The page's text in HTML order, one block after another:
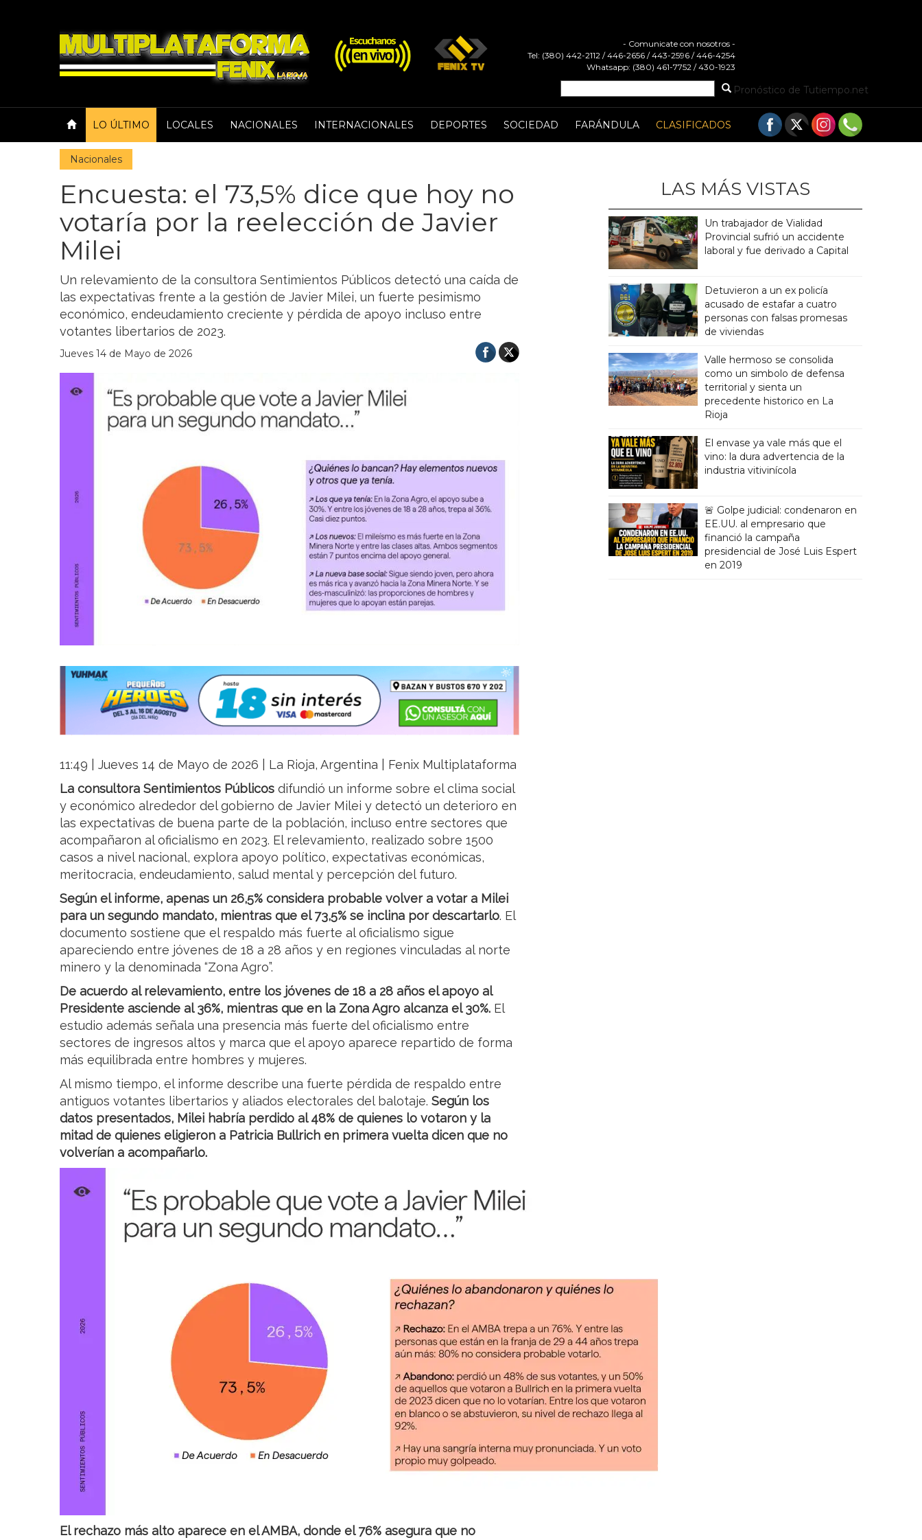
- Comunicate con nosotros -
Tel: (380) 442-2112 / 446-2656 / 443-2596 / 446-4254
Whatsapp: (380) 461-7752 / 430-1923
Pronóstico de Tutiempo.net
LO ÚLTIMO LOCALES NACIONALES INTERNACIONALES DEPORTES SOCIEDAD FARÁNDULA CLASIFICADOS
Nacionales
Encuesta: el 73,5% dice que hoy no
votaría por la reelección de Javier
Milei
Un relevamiento de la consultora Sentimientos Públicos detectó una caída de
las expectativas frente a la gestión de Javier Milei, un fuerte pesimismo
económico, endeudamiento creciente y pérdida de apoyo incluso entre
votantes libertarios de 2023.
Jueves 14 de Mayo de 2026
11:49 | Jueves 14 de Mayo de 2026 | La Rioja, Argentina | Fenix Multiplataforma
La consultora Sentimientos Públicos difundió un informe sobre el clima social
y económico alrededor del gobierno de Javier Milei y detectó un deterioro en
las expectativas de buena parte de la población, incluso entre sectores que
acompañaron al oficialismo en 2023. El relevamiento, realizado sobre 1500
casos a nivel nacional, explora apoyo político, expectativas económicas,
meritocracia, endeudamiento, salud mental y percepción del futuro.
Según el informe, apenas un 26,5% considera probable volver a votar a Milei
para un segundo mandato, mientras que el 73,5% se inclina por descartarlo. El
documento sostiene que el respaldo más fuerte al oficialismo sigue
apareciendo entre jóvenes de 18 a 28 años y en regiones vinculadas al norte
minero y la denominada “Zona Agro”.
De acuerdo al relevamiento, entre los jóvenes de 18 a 28 años el apoyo al
Presidente asciende al 36%, mientras que en la Zona Agro alcanza el 30%. El
estudio además señala una presencia más fuerte del oficialismo entre
sectores de ingresos altos y marca que el apoyo aparece repartido de forma
más equilibrada entre hombres y mujeres.
Al mismo tiempo, el informe describe una fuerte pérdida de respaldo entre
antiguos votantes libertarios y aliados electorales del balotaje. Según los
datos presentados, Milei habría perdido al 48% de quienes lo votaron y la
mitad de quienes eligieron a Patricia Bullrich en primera vuelta dicen que no
volverían a acompañarlo.
El rechazo más alto aparece en el AMBA, donde el 76% asegura que no
LAS MÁS VISTAS
Un trabajador de Vialidad
Provincial sufrió un accidente
laboral y fue derivado a Capital
Detuvieron a un ex policía
acusado de estafar a cuatro
personas con falsas promesas
de viviendas
Valle hermoso se consolida
como un simbolo de defensa
territorial y sienta un
precedente historico en La
Rioja
El envase ya vale más que el
vino: la dura advertencia de la
industria vitivinícola
🚨 Golpe judicial: condenaron en
EE.UU. al empresario que
financió la campaña
presidencial de José Luis Espert
en 2019